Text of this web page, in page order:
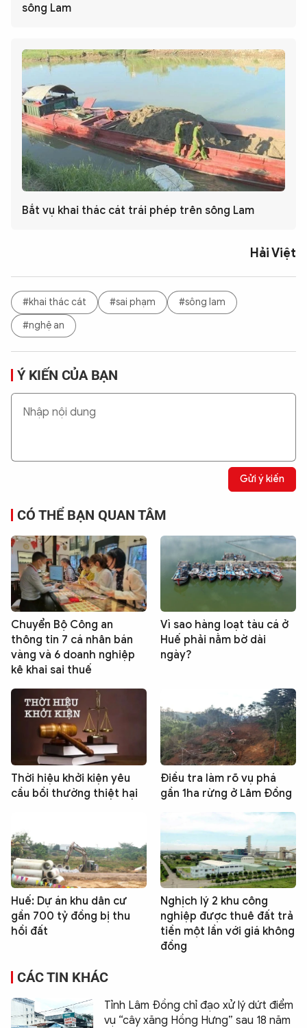
sông Lam
Bắt vụ khai thác cát trái phép trên sông Lam
Hải Việt
#khai thác cát #sai phạm
#sông lam
#nghệ an
Ý KIẾN CỦA BẠN
Gửi ý kiến
CÓ THỂ BẠN QUAN TÂM
Chuyển Bộ Công an
thông tin 7 cá nhân bán
vàng và 6 doanh nghiệp
kê khai sai thuế
Vì sao hàng loạt tàu cá ở
Huế phải nằm bờ dài
ngày?
Thời hiệu khởi kiện yêu
cầu bồi thường thiệt hại
Điều tra làm rõ vụ phá
gần 1ha rừng ở Lâm Đồng
Huế: Dự án khu dân cư
gần 700 tỷ đồng bị thu
hồi đất
Nghịch lý 2 khu công
nghiệp được thuê đất trả
tiền một lần với giá không
đồng
CÁC TIN KHÁC
Tỉnh Lâm Đồng chỉ đạo xử lý dứt điểm
vụ “cây xăng Hồng Hưng” sau 18 năm